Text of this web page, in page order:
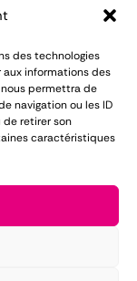
des technologies
informations des
permettra de
navigation ou les ID
de retirer son
caractéristiques
de 55 ans
location de